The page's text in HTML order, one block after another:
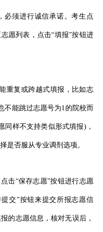
须进行诚信承诺。考生点
愿列表，点击“填报”按钮进
复或跨越式填报，比如志
不能跳过志愿号为1的院校而
同样不支持类似形式填报)，
是否服从专业调剂选项。
“保存志愿”按钮进行志愿
交”按钮来提交所报志愿信
的志愿信息，核对无误后，